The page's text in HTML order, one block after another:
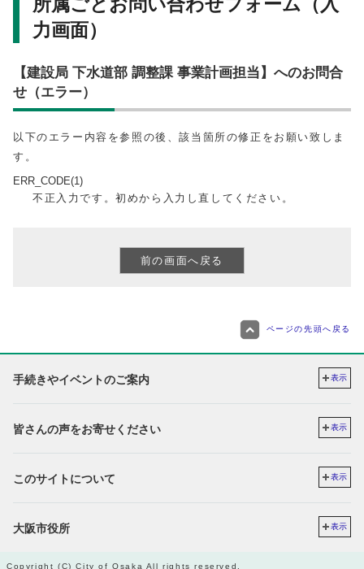
力画面）
【建設局 下水道部 調整課 事業計画担当】へのお問合
せ（エラー）
以下のエラー内容を参照の後、該当箇所の修正をお願い致しま
す。
ERR_CODE(1)
不正入力です。初めから入力し直してください。
ページの先頭へ戻る
手続きやイベントのご案内 表示
皆さんの声をお寄せください 表示
このサイトについて 表示
大阪市役所 表示
Copyright (C) City of Osaka All rights reserved.